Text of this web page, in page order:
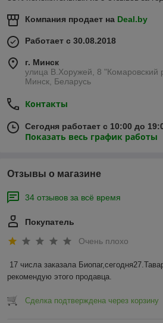
Компания продает на Deal.by
Работает с 30.08.2018
г. Минск
улица В.Хоружей, 8 "Комаровский
Минск, Беларусь
Контакты
Сегодня работает с 10:00 до
Показать весь график работы
Отзывы о магазине
34 отзывов за всё время
Покупатель
Очень плохо
17 числа заказала
рекомендую этого продавца.
Сделка подтверждена через корзину